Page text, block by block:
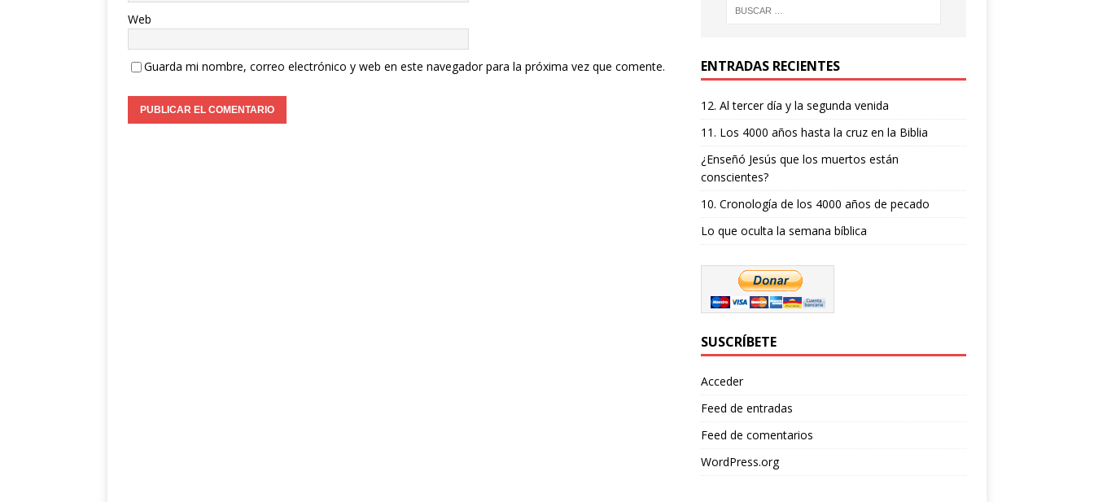
Web
Guarda mi nombre, correo electrónico y web en este navegador para la próxima vez que comente. ENTRADAS RECIENTES
12. Al tercer día y la segunda venida
11. Los 4000 años hasta la cruz en la Biblia
¿Enseñó Jesús que los muertos están
conscientes?
10. Cronología de los 4000 años de pecado
Lo que oculta la semana bíblica
SUSCRÍBETE
Acceder
Feed de entradas
Feed de comentarios
WordPress.org